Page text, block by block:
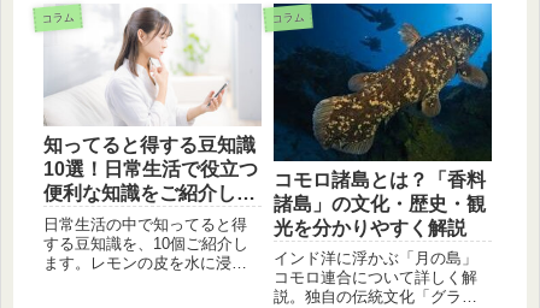
雄大な自然と美味しいグルメ
が魅力の北海道。それぞれの
旅行先のおすすめポイント、
観光スポット、おすすめの宿
泊施設をご紹介します。
おすすめスポット10選をご紹
介。初心者向けの人気散策コ
ースも掲載しています。
コラム
知ってると得する豆知識
10選！日常生活で役立つ
便利な知識をご紹介しま
す
日常生活の中で知ってると得
する豆知識を、10個ご紹介し
ます。レモンの皮を水に浸け
コラム
コモロ諸島とは？「香料
諸島」の文化・歴史・観
光を分かりやすく解説
インド洋に浮かぶ「月の島」
コモロ連合について詳しく解
説。独自の伝統文化「グラン